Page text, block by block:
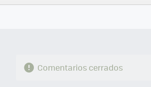
FACEBOOK
TWITTERFLIPBOARD
E-
WHATSAPP
Comentarios cerrados